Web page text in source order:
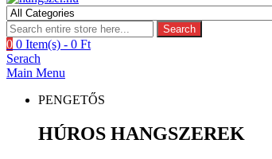
Search
0 0 Item(s) - 0 Ft
Serach
Main Menu
PENGETŐS
HÚROS HANGSZEREK